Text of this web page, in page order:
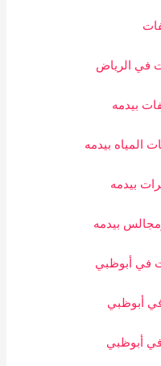
في الرياض
بيدمه
المياه بيدمه
بيدمه
بيدمه
في أبوظبي
أبوظبي
أبوظبي